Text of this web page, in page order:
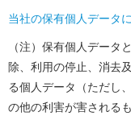
当社の保有個人データ
（注）保有個人データ
除、利用の停止、消去
る個人データ（ただし
の他の利害が害される